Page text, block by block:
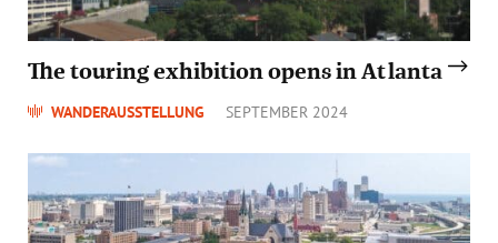
The touring exhibition opens in Atlanta
WANDERAUSSTELLUNG SEPTEMBER 2024